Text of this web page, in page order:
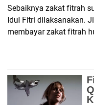
Sebaiknya zakat fitrah
Idul Fitri dilaksanakan.
membayar zakat fitrah